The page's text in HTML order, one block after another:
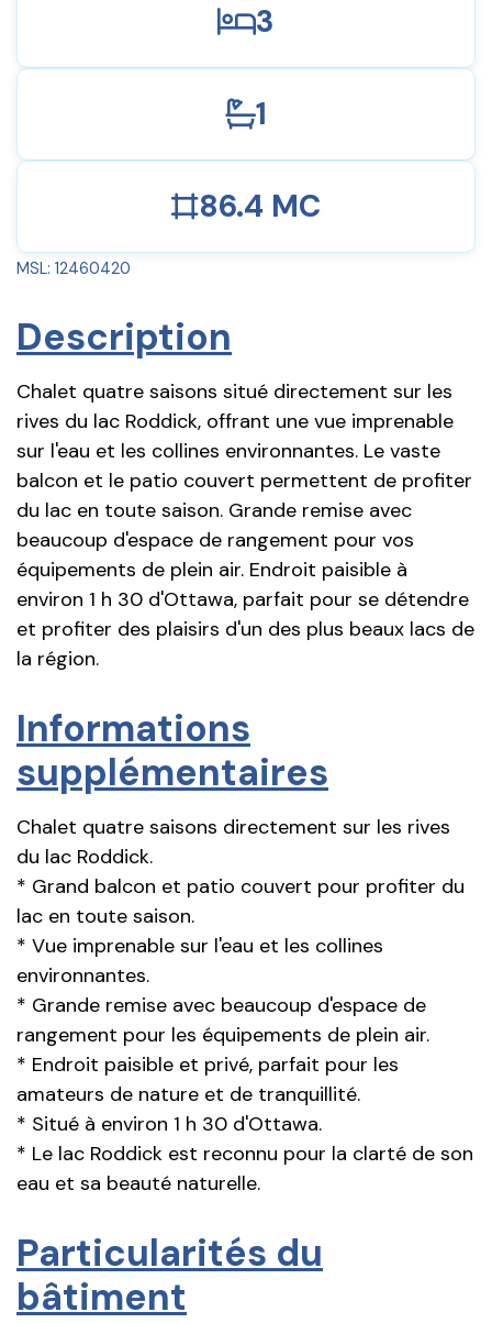
3
1
86.4 MC
MSL: 12460420
Description
Chalet quatre saisons situé directement sur les
rives du lac Roddick, offrant une vue imprenable
sur l'eau et les collines environnantes. Le vaste
balcon et le patio couvert permettent de profiter
du lac en toute saison. Grande remise avec
beaucoup d'espace de rangement pour vos
équipements de plein air. Endroit paisible à
environ 1 h 30 d'Ottawa, parfait pour se détendre
et profiter des plaisirs d'un des plus beaux lacs de
la région.
Informations
supplémentaires
Chalet quatre saisons directement sur les rives
du lac Roddick.
* Grand balcon et patio couvert pour profiter du
lac en toute saison.
* Vue imprenable sur l'eau et les collines
environnantes.
* Grande remise avec beaucoup d'espace de
rangement pour les équipements de plein air.
* Endroit paisible et privé, parfait pour les
amateurs de nature et de tranquillité.
* Situé à environ 1 h 30 d'Ottawa.
* Le lac Roddick est reconnu pour la clarté de son
eau et sa beauté naturelle.
Particularités du
bâtiment